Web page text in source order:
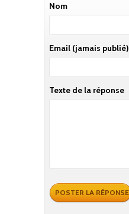
Nom
Email (jamais publié)
Texte de la réponse